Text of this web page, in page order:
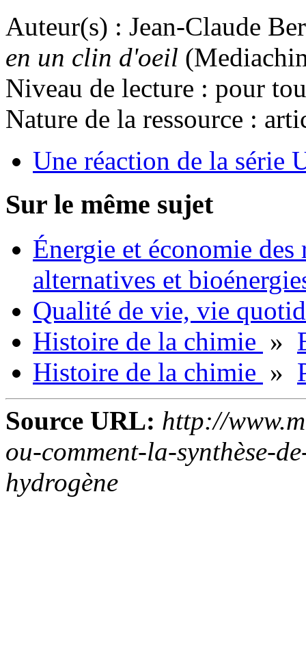
Auteur(s) : Jean-Claude
en un clin d'oeil
Niveau de lecture : pour
Nature de la ressource :
Une réaction de la série
Sur le même sujet
Énergie et économie des
alternatives et
Qualité de vie, vie
Histoire de la chimie »
Histoire de la chimie »
Source URL: http://
ou-comment-la-synthèse-
hydrogène